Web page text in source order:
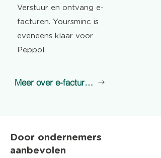
Verstuur en ontvang e-
facturen. Yoursminc is
eveneens klaar voor
Peppol.
Meer over e-facturatie
Door ondernemers
aanbevolen